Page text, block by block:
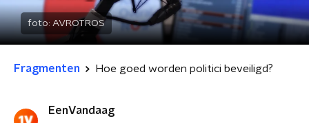
foto: AVROTROS
Fragmenten Hoe goed worden politici beveiligd?
EenVandaag